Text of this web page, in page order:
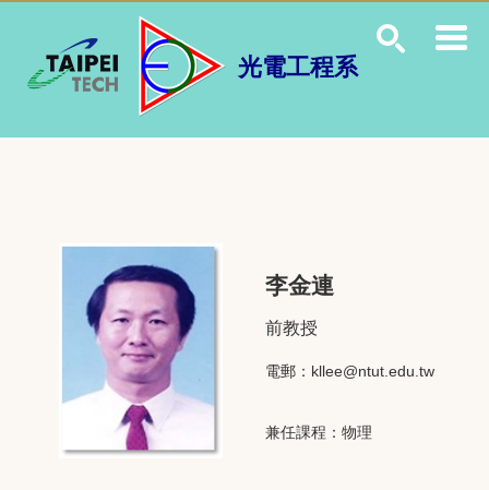
光電工程系
李金連
前教授
電郵： kllee@ntut.edu.tw
兼任課程：物理